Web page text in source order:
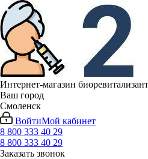
Интернет-магазин
Ваш город
Смоленск
ВойтиМой кабинет
8 800 333 40 29
8 800 333 40 29
Заказать звонок